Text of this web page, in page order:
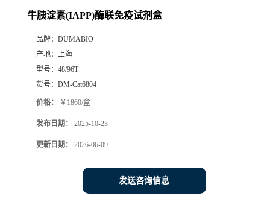
牛胰淀素(IAPP)酶联免疫试剂盒
品牌： DUMABIO
产地： 上海
型号： 48/96T
货号： DM-Cat6804
价格： ￥1860/盒
发布日期： 2025-10-23
更新日期： 2026-06-09
发送咨询信息